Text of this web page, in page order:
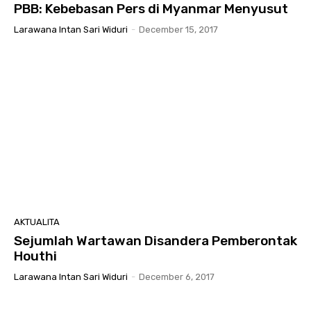
PBB: Kebebasan Pers di Myanmar Menyusut
Larawana Intan Sari Widuri - December 15, 2017
AKTUALITA
Sejumlah Wartawan Disandera Pemberontak
Houthi
Larawana Intan Sari Widuri - December 6, 2017